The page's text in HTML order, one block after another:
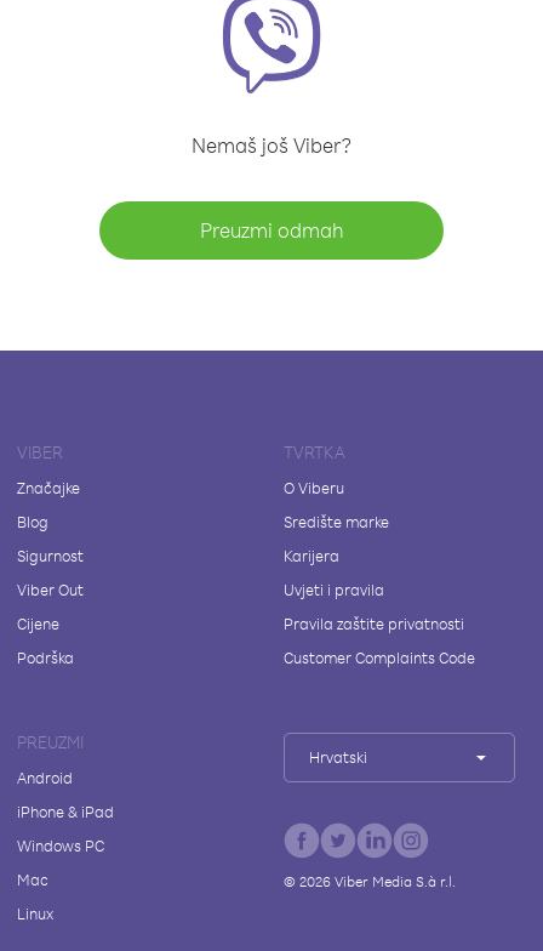
Nemaš još Viber?
Preuzmi odmah
VIBER
Značajke
Blog
Sigurnost
Viber Out
Cijene
Podrška
TVRTKA
O Viberu
Središte marke
Karijera
Uvjeti i pravila
Pravila zaštite privatnosti
Customer Complaints Code
PREUZMI
Android
iPhone & iPad
Windows PC
Mac
Linux
Hrvatski
© 2026Viber Media S.à r.l.